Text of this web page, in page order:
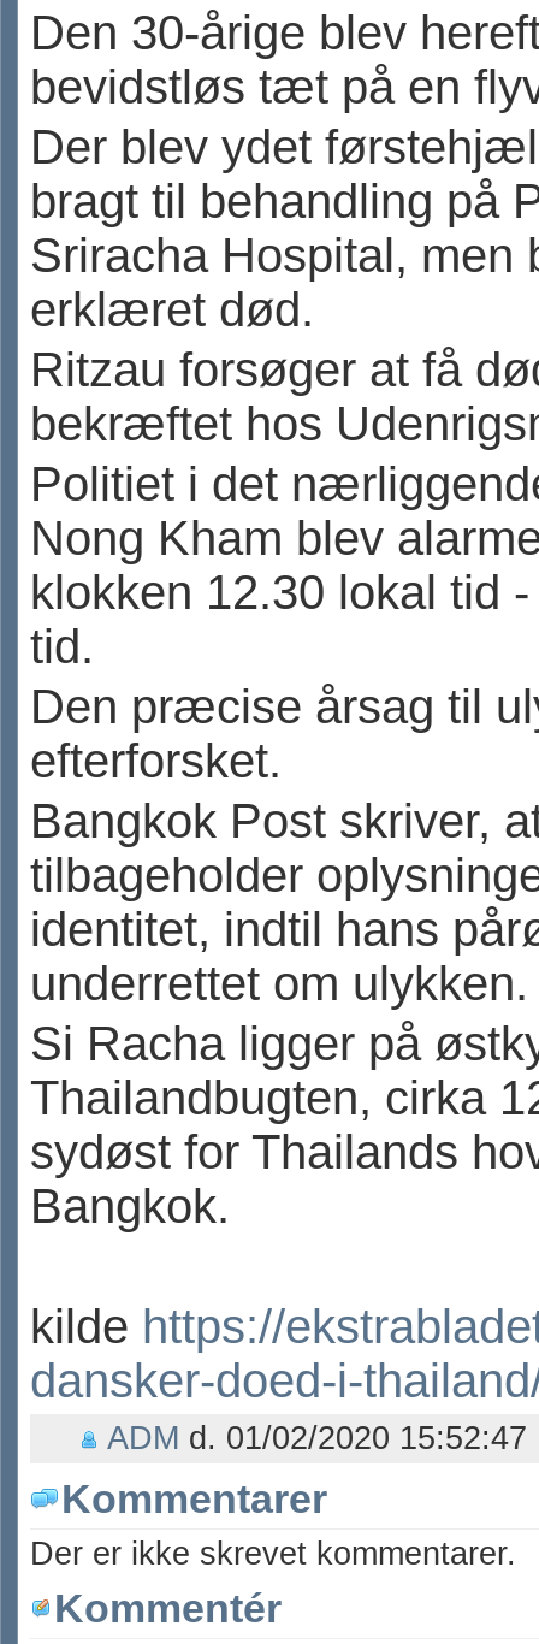
Den 30-årige blev
bevidstløs tæt på en
Der blev ydet
bragt til behandling på
Sriracha Hospital, men
erklæret død.
Ritzau forsøger at få
bekræftet hos
Politiet i det
Nong Kham blev
klokken 12.30 lokal tid
tid.
Den præcise årsag til
efterforsket.
Bangkok Post skriver,
tilbageholder
identitet, indtil hans
underrettet om ulykken.
Si Racha ligger på
Thailandbugten, cirka
sydøst for Thailands
Bangkok.
kilde https://
dansker-doed-i-
ADM d. 01/02/2020
Kommentarer
Der er ikke skrevet kommentarer.
Kommentér